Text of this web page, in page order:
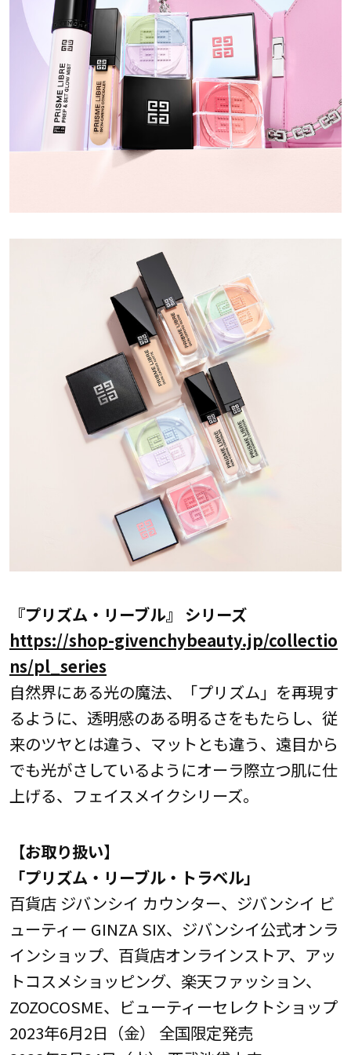
『プリズム・リーブル』 シリーズ
https://shop-givenchybeauty.jp/collectio
ns/pl_series
自然界にある光の魔法、「プリズム」を再現す
るように、透明感のある明るさをもたらし、従
来のツヤとは違う、マットとも違う、遠目から
でも光がさしているようにオーラ際立つ肌に仕
上げる、フェイスメイクシリーズ。
【お取り扱い】
「プリズム・リーブル・トラベル」
百貨店 ジバンシイ カウンター、ジバンシイ ビ
ューティー GINZA SIX、ジバンシイ公式オンラ
インショップ、百貨店オンラインストア、アッ
トコスメショッピング、楽天ファッション、
ZOZOCOSME、ビューティーセレクトショップ
2023年6月2日（金） 全国限定発売